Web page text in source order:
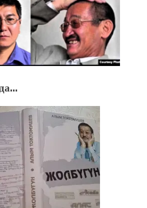
сөзсүз керек!”
2026”: Психолог
менен
(Дарек. Видео)
“Чабуул”... “Ала-
тарыхы жана
Видео)
ҮМҮТТҮН
эң ири музыкалуу
үчүн Royal Central
чогулду
of Water & Light
тысяч гостей
тегерек столго
дагы катышса жакшы